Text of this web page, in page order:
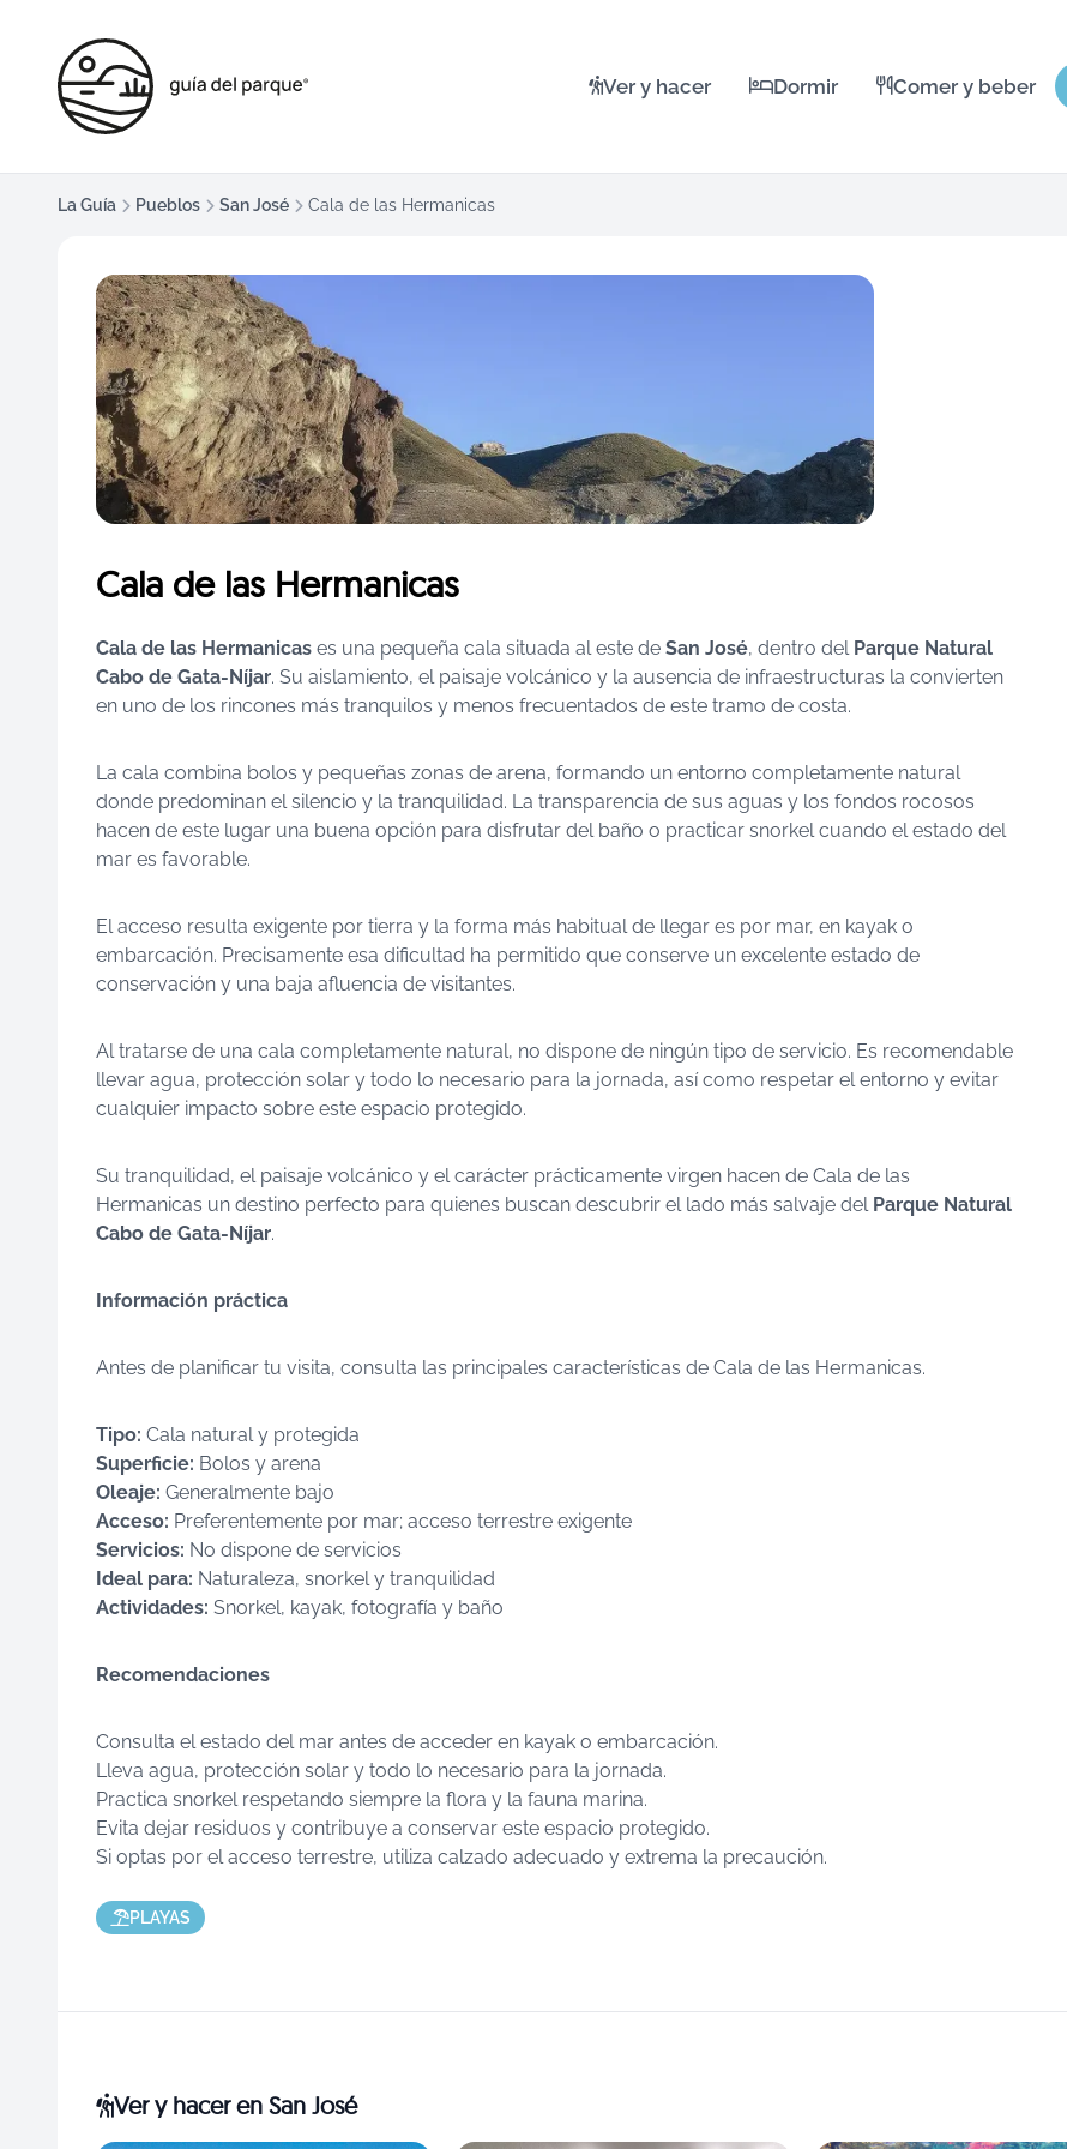
Ver y hacer Dormir Comer y beber
La Guía Pueblos San José Cala de las Hermanicas
Cala de las Hermanicas
Cala de las Hermanicas es una pequeña cala situada al este de San José, dentro del Parque Natural
Cabo de Gata-Níjar. Su aislamiento, el paisaje volcánico y la ausencia de infraestructuras la convierten
en uno de los rincones más tranquilos y menos frecuentados de este tramo de costa.
La cala combina bolos y pequeñas zonas de arena, formando un entorno completamente natural
donde predominan el silencio y la tranquilidad. La transparencia de sus aguas y los fondos rocosos
hacen de este lugar una buena opción para disfrutar del baño o practicar snorkel cuando el estado del
mar es favorable.
El acceso resulta exigente por tierra y la forma más habitual de llegar es por mar, en kayak o
embarcación. Precisamente esa dificultad ha permitido que conserve un excelente estado de
conservación y una baja afluencia de visitantes.
Al tratarse de una cala completamente natural, no dispone de ningún tipo de servicio. Es recomendable
llevar agua, protección solar y todo lo necesario para la jornada, así como respetar el entorno y evitar
cualquier impacto sobre este espacio protegido.
Su tranquilidad, el paisaje volcánico y el carácter prácticamente virgen hacen de Cala de las
Hermanicas un destino perfecto para quienes buscan descubrir el lado más salvaje del Parque Natural
Cabo de Gata-Níjar.
Información práctica
Antes de planificar tu visita, consulta las principales características de Cala de las Hermanicas.
Tipo: Cala natural y protegida
Superficie: Bolos y arena
Oleaje: Generalmente bajo
Acceso: Preferentemente por mar; acceso terrestre exigente
Servicios: No dispone de servicios
Ideal para: Naturaleza, snorkel y tranquilidad
Actividades: Snorkel, kayak, fotografía y baño
Recomendaciones
Consulta el estado del mar antes de acceder en kayak o embarcación.
Lleva agua, protección solar y todo lo necesario para la jornada.
Practica snorkel respetando siempre la flora y la fauna marina.
Evita dejar residuos y contribuye a conservar este espacio protegido.
Si optas por el acceso terrestre, utiliza calzado adecuado y extrema la precaución.
PLAYAS
Ver y haceren San José